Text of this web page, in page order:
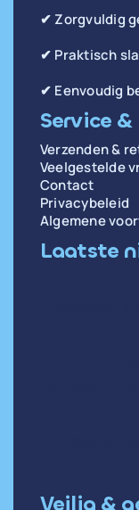
✔ Zorgvuldig
✔ Praktisch
✔ Eenvoudig
Service
Verzenden &
Veelgestelde
Contact
Privacybeleid
Algemene
Laatste
Veilig &